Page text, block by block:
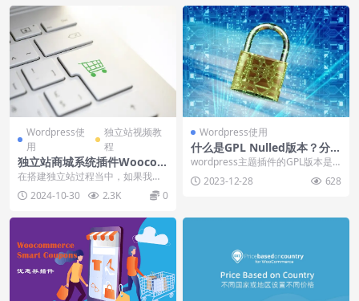
Wordpress使
用
独立站视频教
程
独立站商城系统插件Woocom
merce安装使用视频（4节）
在搭建独立站过程当中，如果我们
针对的是tob的，那么对于我们之前
安装一个word...
2024-10-30 2.3K 0
Wordpress使用
什么是GPL Nulled版本？分享
的资源是否安全？
wordpress主题插件的GPL版本是
什么意思，什么是GPL Nulled版
本...2023-12-28 628